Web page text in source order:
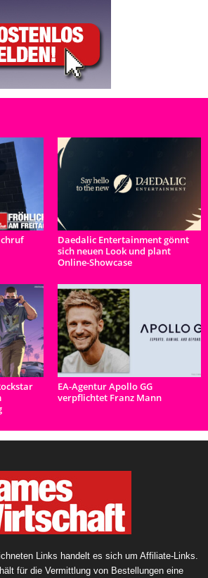
Daedalic Entertainment gönnt
sich neuen Look und plant
Online-Showcase
EA-Agentur Apollo GG
verpflichtet Franz Mann
Links handelt es sich um Affiliate-Links.
für die Vermittlung von Bestellungen eine